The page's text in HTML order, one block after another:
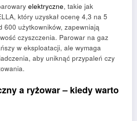
elektryczne, takie jak
który uzyskał ocenę 4,3 na 5
600 użytkowników, zapewniają
czyszczenia. Parowar na gaz
w eksploatacji, ale wymaga
aby uniknąć przypaleń czy
a ryżowar – kiedy warto